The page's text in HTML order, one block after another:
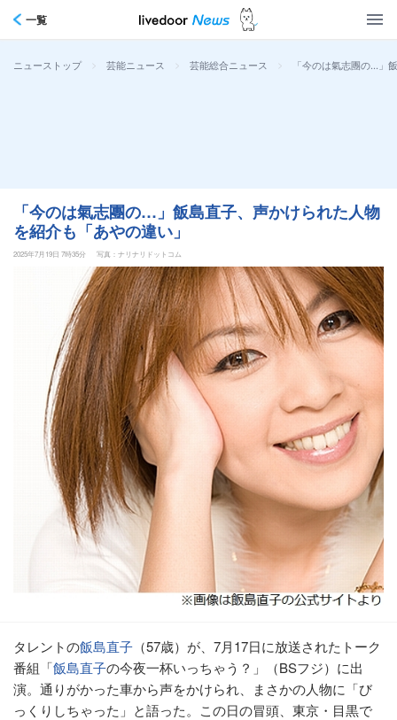
一覧
ニューストップ > 芸能ニュース > 芸能総合ニュース > 「今のは氣志團の…」
「今のは氣志團の…」飯島直子、声かけられた人物
を紹介も「あやの違い」
2025年7月19日 7時35分 写真：ナリナリドットコム
タレントの飯島直子 （57歳）が、7月17日に放送されたトーク
番組「飯島直子の今夜一杯いっちゃう？」（BSフジ）に出
演。通りがかった車から声をかけられ、まさかの人物に「び
っくりしちゃった」と語った。この日の冒頭、東京・目黒で